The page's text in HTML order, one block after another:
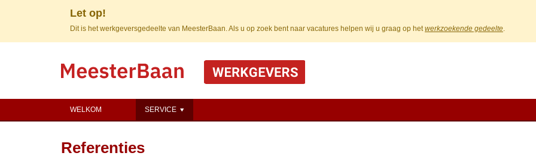
Let op!
Dit is het werkgeversgedeelte van MeesterBaan. Als u op zoek bent naar vacatures helpen wij u graag op hetwerkzoekende gedeelte.
WELKOM SERVICE
Referenties